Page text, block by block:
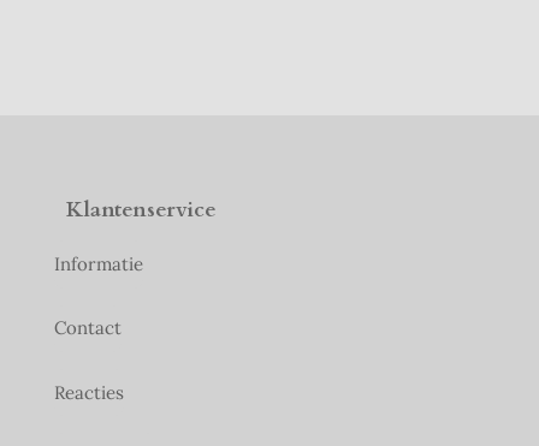
Klantenservice
Informatie
Contact
Reacties